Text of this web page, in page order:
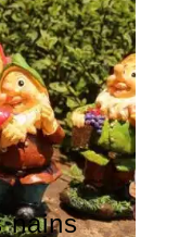
nains